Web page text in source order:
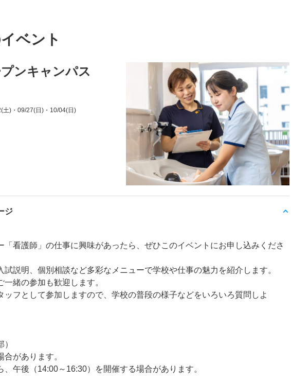
ベント
プンキャンパス
土) ・09/27(日) ・10/04(日)
ジ
「看護師」の仕事に興味があったら、ぜひこのイベントにお申し込みくださ
試説明、個別相談など多彩なメニューで学校や仕事の魅力を紹介します。
緒の参加も歓迎します。
ッフとして参加しますので、学校の普段の様子などをいろいろ質問しよ
があります。
午後（14:00～16:30）を開催する場合があります。